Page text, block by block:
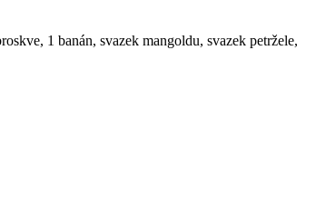
1 banán, svazek mangoldu, svazek petržele,